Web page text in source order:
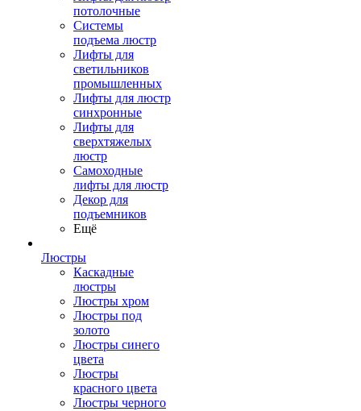
потолочные
Системы
подъема люстр
Лифты для
светильников
промышленных
Лифты для люстр
синхронные
Лифты для
сверхтяжелых
люстр
Самоходные
лифты для люстр
Декор для
подъемников
Ещё
Люстры
Каскадные
люстры
Люстры хром
Люстры под
золото
Люстры синего
цвета
Люстры
красного цвета
Люстры черного